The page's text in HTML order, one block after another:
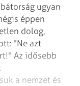
ugyan
éppen
dolog,
"Ne azt
Az idősebb
a nemzet és